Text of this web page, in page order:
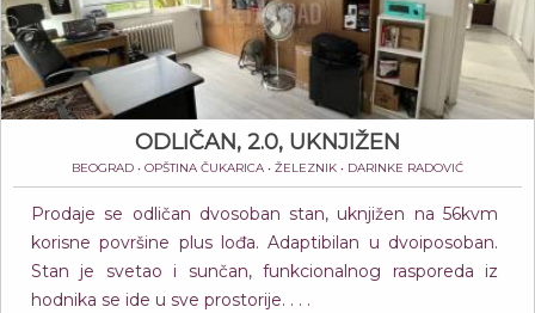
ODLIČAN, 2.0, UKNJIŽEN
BEOGRAD • OPŠTINA ČUKARICA • ŽELEZNIK • DARINKE RADOVIĆ
Prodaje se odličan dvosoban stan, uknjižen na 56kvm
korisne površine plus lođa. Adaptibilan u dvoiposoban.
Stan je svetao i sunčan, funkcionalnog rasporeda iz
hodnika se ide u sve prostorije. . . .